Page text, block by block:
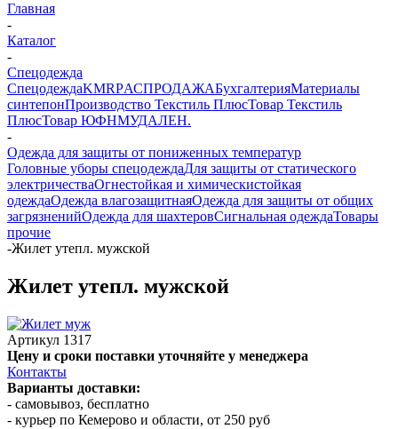
Главная
-
Каталог
-
Спецодежда
СпецодеждаKMRPАСПРОДАЖАБухгалтерияМатериалы
синтепонПроизводство Текстиль ПлюсТовар Текстиль
ПлюсТовар ЮФНМУДАЛЕН.
-
Одежда для защиты от пониженных температур
Головные уборы спецодеждаДля защиты от статического
электричестваОгнестойкая и химическистойкая
одеждаОдежда влагозащитнаяОдежда для защиты от общих
загрязненийОдежда для шахтеровСигнальная одеждаТовары
прочие
-Жилет утепл. мужской
Жилет утепл. мужской
Артикул 1317
Цену и сроки поставки уточняйте у менеджера
Контакты
Варианты доставки:
- самовывоз, бесплатно
- курьер по Кемерово и области, от 250 руб